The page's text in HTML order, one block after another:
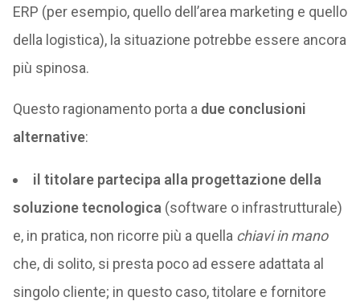
ERP (per esempio, quello dell’area marketing e quello
della logistica), la situazione potrebbe essere ancora
più spinosa.
Questo ragionamento porta a due conclusioni
alternative:
il titolare partecipa alla progettazione della
soluzione tecnologica (software o infrastrutturale)
e, in pratica, non ricorre più a quella chiavi in mano
che, di solito, si presta poco ad essere adattata al
singolo cliente; in questo caso, titolare e fornitore